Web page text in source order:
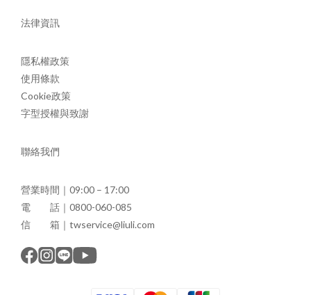
法律資訊
隱私權政策
使用條款
Cookie政策
字型授權與致謝
聯絡我們
營業時間｜09:00 – 17:00
電 話｜0800-060-085
信 箱｜twservice@liuli.com